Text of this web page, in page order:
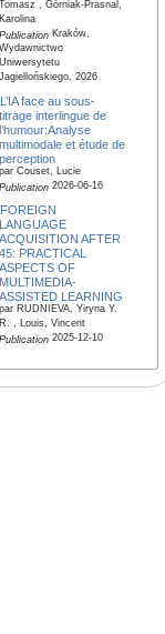
Tomasz , Górniak-Prasnal,
Karolina
PublicationKraków,
Wydawnictwo
Uniwersytetu
Jagiellońskiego, 2026
L’IA face au sous-
titrage interlingue de
l’humour:Analyse
multimodale et étude de
perception
par Couset, Lucie
Publication2026-06-16
FOREIGN
LANGUAGE
ACQUISITION AFTER
45: PRACTICAL
ASPECTS OF
MULTIMEDIA-
ASSISTED LEARNING
par RUDNIEVA, Yiryna Y.
R. , Louis, Vincent
Publication2025-12-10